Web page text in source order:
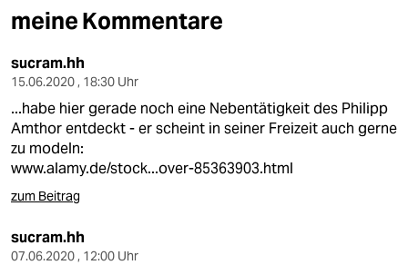
kultur
sport
berlin
nord
wahrheit
verlag
meine Kommentare
sucram.hh
15.06.2020 , 18:30 Uhr
...habe hier gerade noch eine Nebentätigkeit des Philipp
Amthor entdeckt - er scheint in seiner Freizeit auch gerne
zu modeln:
www.alamy.de/stock...over-85363903.html
zum Beitrag
sucram.hh
07.06.2020 , 12:00 Uhr